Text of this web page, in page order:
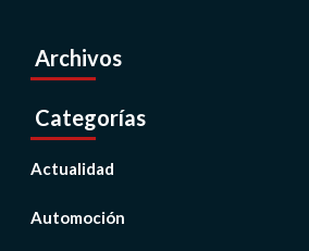
Archivos
Categorías
Actualidad
Automoción